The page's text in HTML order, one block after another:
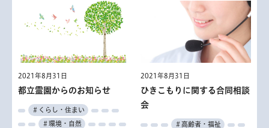
2021年8月31日
都立霊園からのお知らせ
＃くらし・住まい
＃環境・自然
2021年8月31日
ひきこもりに関する合同相談
会
＃高齢者・福祉
2021年8月31日
産業技術高等専門学校 オー
プンカレッジ
＃子供・若者・教育
＃産業・仕事
視覚・聴覚障害者対象の講
座・教室
＃子供・若者・教育
都立看護専門学校入学試験
＃その他
高校生世代チャレンジプログ
ラムオンライン開催